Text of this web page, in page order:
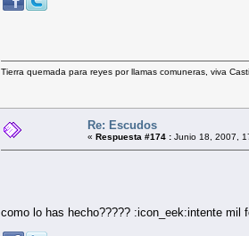
Tierra quemada para reyes por llamas comuneras, viva
Re: Escudos
« Respuesta #174 : Junio 18, 2007,
como lo has hecho????? :icon_eek:intente mil